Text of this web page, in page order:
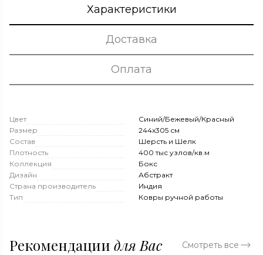
Характеристики
Доставка
Оплата
Цвет
Синий/Бежевый/Красный
Размер
244x305 см
Состав
Шерсть и Шелк
Плотность
400 тыс узлов/кв.м
Коллекция
Бокс
Дизайн
Абстракт
Страна производитель
Индия
Тип
Ковры ручной работы
Рекомендации для Вас Смотреть все